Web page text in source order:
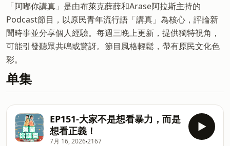
「阿嘟你講真」是由布萊克薛薛和Arase阿拉斯主持的
Podcast節目，以原民青年流行語「講真」為核心，評論新
聞時事並分享個人經驗。每週三晚上更新，提供獨特視角，
可能引發聽眾共鳴或驚訝。節目風格輕鬆，帶有原民文化色
彩。
单集
EP151-大家不是想看暴力，而是
想看正義！
7月 16, 20262167